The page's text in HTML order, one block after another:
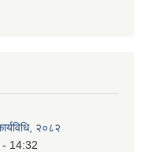
२०८२
14:32